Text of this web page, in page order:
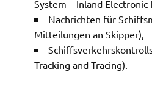
System – Inland Electronic
Nachrichten für
Mitteilungen an Skipper),
Tracking and Tracing).